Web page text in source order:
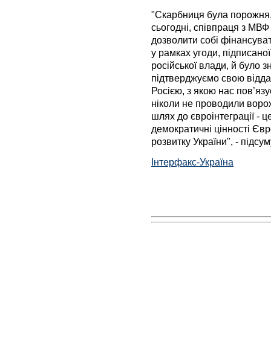
"Скарбниця була порожня,
сьогодні, співпраця з
дозволити собі
у рамках угоди,
російської влади, й було
підтверджуємо свою
Росією, з якою нас
ніколи не проводили
шлях до євроінтеграції -
демократичні цінності
розвитку України", -
Інтерфакс-Україна